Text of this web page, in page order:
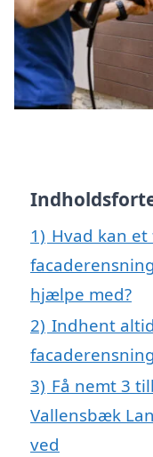
1) Hvad kan
hjælpe med?
2) Indhent
3) Få nemt 3
Vallensbæk
ved